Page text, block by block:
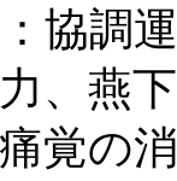
協調
、燕
覚の